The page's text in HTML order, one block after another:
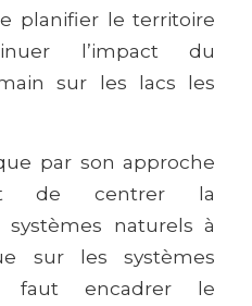
planifier le territoire
l’impact du
sur les lacs les
par son approche
de centrer la
naturels à
sur les systèmes
faut encadrer le